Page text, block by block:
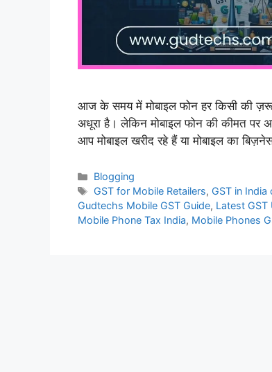
आज के समय में मोबाइल फोन हर किसी की
अधूरा है। लेकिन मोबाइल फोन की कीमत
आप मोबाइल खरीद रहे हैं या मोबाइल का
Categories
Blogging
Tags
GST for Mobile Retailers, GST in
Gudtechs Mobile GST Guide, Latest
Mobile Phone Tax India, Mobile Phones